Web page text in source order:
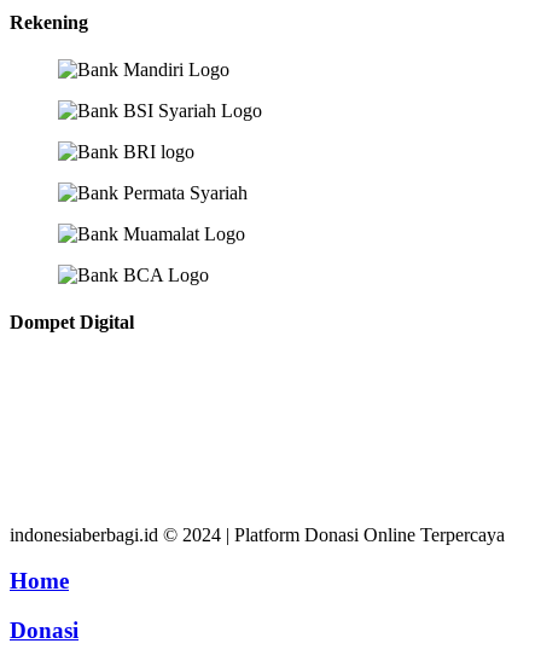
Rekening
Dompet Digital
indonesiaberbagi.id © 2024 | Platform Donasi Online Terpercaya
Home
Donasi